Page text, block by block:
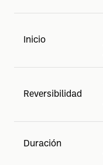
Inicio
Reversibilidad
Duración